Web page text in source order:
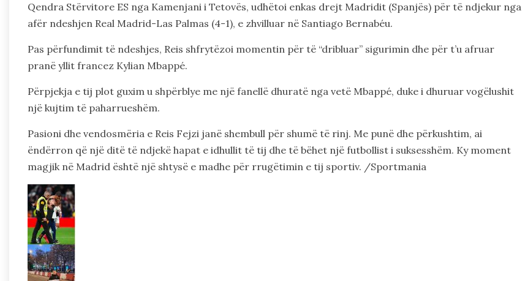
Qendra Stërvitore ES nga Kamenjani i Tetovës, udhëtoi enkas drejt Madridit (Spanjës) për të ndjekur nga
afër ndeshjen Real Madrid-Las Palmas (4-1), e zhvilluar në Santiago Bernabéu.
Pas përfundimit të ndeshjes, Reis shfrytëzoi momentin për të “dribluar” sigurimin dhe për t’u afruar
pranë yllit francez Kylian Mbappé.
Përpjekja e tij plot guxim u shpërblye me një fanellë dhuratë nga vetë Mbappé, duke i dhuruar vogëlushit
një kujtim të paharrueshëm.
Pasioni dhe vendosmëria e Reis Fejzi janë shembull për shumë të rinj. Me punë dhe përkushtim, ai
ëndërron që një ditë të ndjekë hapat e idhullit të tij dhe të bëhet një futbollist i suksesshëm. Ky moment
magjik në Madrid është një shtysë e madhe për rrugëtimin e tij sportiv. /Sportmania